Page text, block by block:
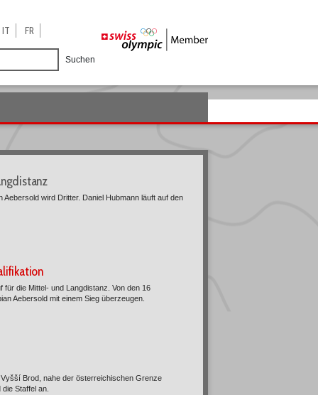
IT FR
Suchen
wird Dritter. Daniel Hubmann läuft auf den
die Mittel- und Langdistanz. Von den 16
Aebersold mit einem Sieg überzeugen.
Brod, nahe der österreichischen Grenze
Staffel an.